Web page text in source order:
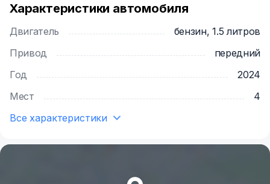
Почему выбирают нас?
✅ Прозрачные тарифы без скрытых платежей
✅ Регулярное техническое обслуживание
✅ Возможность аренды с доставкой
по вашему адресу
Характеристики автомобиля
Двигатель
бензин, 1.5 литров
Привод
передний
Год
2024
Мест
4
Все характеристики